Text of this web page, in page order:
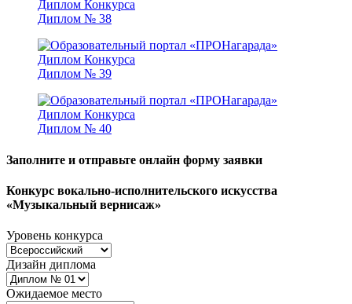
Диплом № 38
Диплом № 39
Диплом № 40
Заполните и отправьте онлайн форму заявки
Конкурс вокально-исполнительского искусства
«Музыкальный вернисаж»
Уровень конкурса
Дизайн диплома
Ожидаемое место